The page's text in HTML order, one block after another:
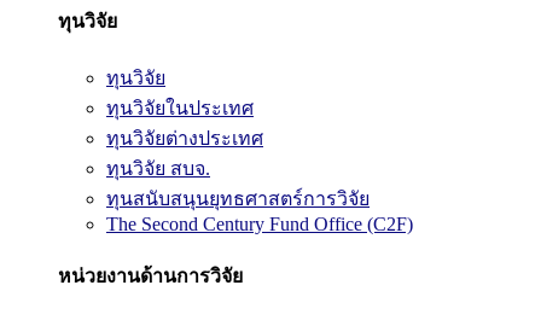
ทุนวิจัย
ทุนวิจัย
ทุนวิจัยในประเทศ
ทุนวิจัยต่างประเทศ
ทุนวิจัย สบจ.
ทุนสนับสนุนยุทธศาสตร์การวิจัย
The Second Century Fund Office (C2F)
หน่วยงานด้านการวิจัย